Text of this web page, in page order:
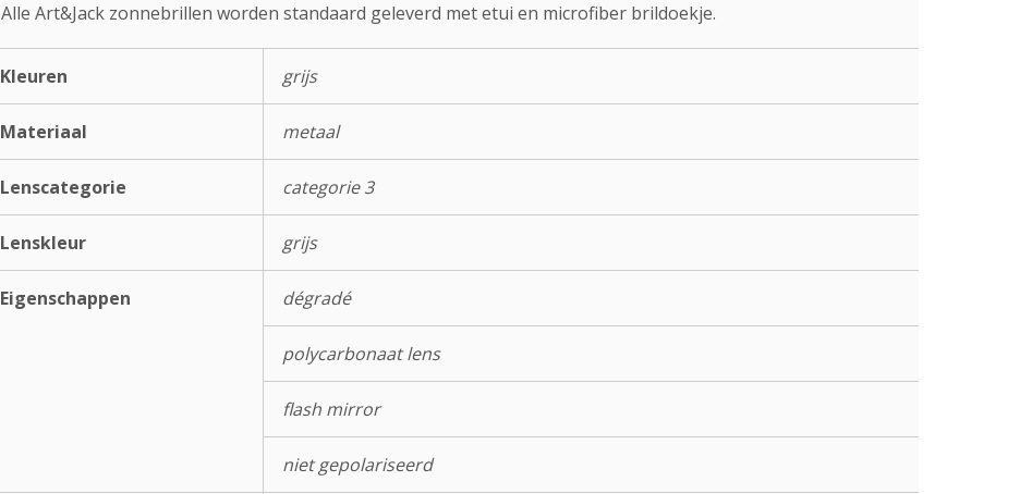
Alle Art&Jack zonnebrillen worden standaard geleverd met etui en microfiber brildoekje.
Kleuren grijs
Materiaal metaal
Lenscategorie categorie 3
Lenskleur grijs
Eigenschappen dégradé
polycarbonaat lens
flash mirror
niet gepolariseerd